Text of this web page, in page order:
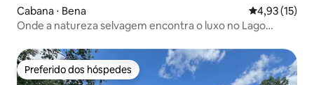
Cabana ⋅ Bena 4,93 de uma
4,93 (15)
Onde a natureza selvagem encontra o luxo no Lago
Preferido dos hóspedes
Preferido dos hóspedes